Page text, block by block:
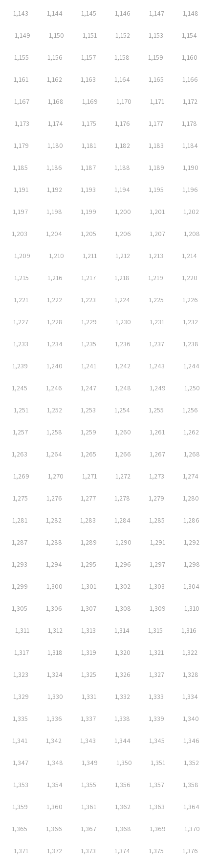
1,143 1,144 1,145 1,146 1,147 1,148
1,149 1,150 1,151 1,152 1,153 1,154
1,155 1,156 1,157 1,158 1,159 1,160
1,161 1,162 1,163 1,164 1,165 1,166
1,167 1,168 1,169 1,170 1,171 1,172
1,173 1,174 1,175 1,176 1,177 1,178
1,179 1,180 1,181 1,182 1,183 1,184
1,185 1,186 1,187 1,188 1,189 1,190
1,191 1,192 1,193 1,194 1,195 1,196
1,197 1,198 1,199 1,200 1,201 1,202
1,203 1,204 1,205 1,206 1,207 1,208
1,209 1,210 1,211 1,212 1,213 1,214
1,215 1,216 1,217 1,218 1,219 1,220
1,221 1,222 1,223 1,224 1,225 1,226
1,227 1,228 1,229 1,230 1,231 1,232
1,233 1,234 1,235 1,236 1,237 1,238
1,239 1,240 1,241 1,242 1,243 1,244
1,245 1,246 1,247 1,248 1,249 1,250
1,251 1,252 1,253 1,254 1,255 1,256
1,257 1,258 1,259 1,260 1,261 1,262
1,263 1,264 1,265 1,266 1,267 1,268
1,269 1,270 1,271 1,272 1,273 1,274
1,275 1,276 1,277 1,278 1,279 1,280
1,281 1,282 1,283 1,284 1,285 1,286
1,287 1,288 1,289 1,290 1,291 1,292
1,293 1,294 1,295 1,296 1,297 1,298
1,299 1,300 1,301 1,302 1,303 1,304
1,305 1,306 1,307 1,308 1,309 1,310
1,311 1,312 1,313 1,314 1,315 1,316
1,317 1,318 1,319 1,320 1,321 1,322
1,323 1,324 1,325 1,326 1,327 1,328
1,329 1,330 1,331 1,332 1,333 1,334
1,335 1,336 1,337 1,338 1,339 1,340
1,341 1,342 1,343 1,344 1,345 1,346
1,347 1,348 1,349 1,350 1,351 1,352
1,353 1,354 1,355 1,356 1,357 1,358
1,359 1,360 1,361 1,362 1,363 1,364
1,365 1,366 1,367 1,368 1,369 1,370
1,371 1,372 1,373 1,374 1,375 1,376